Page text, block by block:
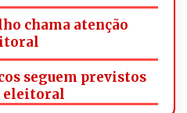
chama atenção
seguem previstos
eleitoral